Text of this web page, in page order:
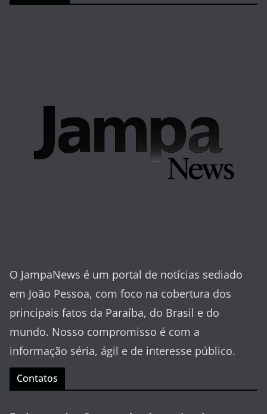
O JampaNews é um portal de notícias sediado
em João Pessoa, com foco na cobertura dos
principais fatos da Paraíba, do Brasil e do
mundo. Nosso compromisso é com a
informação séria, ágil e de interesse público.
Contatos